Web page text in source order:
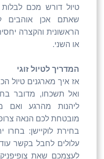
טיול דורש מכם
שאתם אכן אוהבים
הראשונית והקצרה
או השני.
המדריך לטיול זוגי
אז איך מארגנים טיול
ואל תשכחו, מדובר
ליהנות מהרגע ואם
מובטחת לכם הנאה
בחירת לוקיישן: בחרו
עלולים לחבל בקשר
לעצמכם שאת